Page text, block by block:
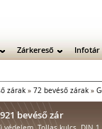
Zárkereső Infotár
zárak » 72 bevéső zárak »
bevéső zár